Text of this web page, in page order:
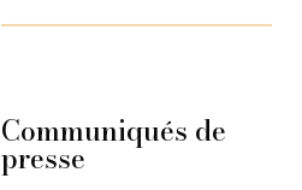
Communiqués de
presse